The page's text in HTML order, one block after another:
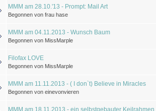
MMM am 28.10.'13 - Prompt: Mail Art
Begonnen von frau hase
MMM am 04.11.2013 - Wunsch Baum
Begonnen von MissMarple
Filofax LOVE
Begonnen von MissMarple
MMM am 11.11.2013 - ( I don`t) Believe in Miracles
Begonnen von einevonvieren